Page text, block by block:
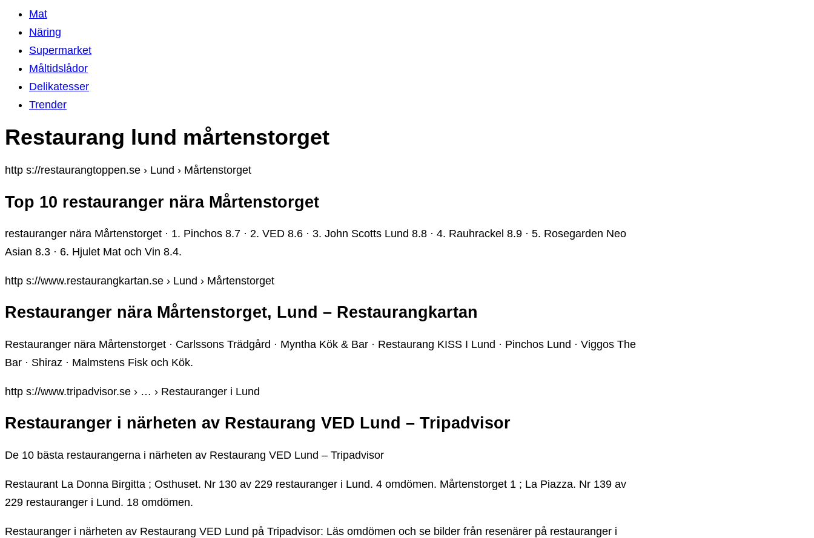
Mat
Näring
Supermarket
Måltidslådor
Delikatesser
Trender
Restaurang lund mårtenstorget
http s://restaurangtoppen.se › Lund › Mårtenstorget
Top 10 restauranger nära Mårtenstorget
restauranger nära Mårtenstorget · 1. Pinchos 8.7 · 2. VED 8.6 · 3. John Scotts Lund 8.8 · 4. Rauhrackel 8.9 · 5. Rosegarden Neo
Asian 8.3 · 6. Hjulet Mat och Vin 8.4.
http s://www.restaurangkartan.se › Lund › Mårtenstorget
Restauranger nära Mårtenstorget, Lund – Restaurangkartan
Restauranger nära Mårtenstorget · Carlssons Trädgård · Myntha Kök & Bar · Restaurang KISS I Lund · Pinchos Lund · Viggos The
Bar · Shiraz · Malmstens Fisk och Kök.
http s://www.tripadvisor.se › … › Restauranger i Lund
Restauranger i närheten av Restaurang VED Lund – Tripadvisor
De 10 bästa restaurangerna i närheten av Restaurang VED Lund – Tripadvisor
Restaurant La Donna Birgitta ; Osthuset. Nr 130 av 229 restauranger i Lund. 4 omdömen. Mårtenstorget 1 ; La Piazza. Nr 139 av
229 restauranger i Lund. 18 omdömen.
Restauranger i närheten av Restaurang VED Lund på Tripadvisor: Läs omdömen och se bilder från resenärer på restauranger i